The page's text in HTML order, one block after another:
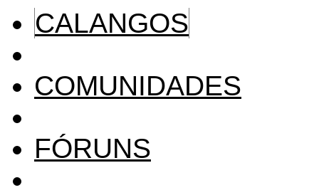
CALANGOS
COMUNIDADES
FÓRUNS